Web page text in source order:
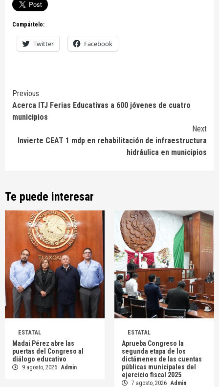
Compártelo:
Twitter Facebook
Continue
Reading
Previous
Acerca ITJ Ferias Educativas a 600 jóvenes de cuatro
municipios
Next
Invierte CEAT 1 mdp en rehabilitación de infraestructura
hidráulica en municipios
Te puede interesar
ESTATAL
Madai Pérez abre las
puertas del Congreso al
diálogo educativo
9 agosto, 2026 Admin
ESTATAL
Aprueba Congreso la
segunda etapa de los
dictámenes de las cuentas
públicas municipales del
ejercicio fiscal 2025
7 agosto, 2026 Admin